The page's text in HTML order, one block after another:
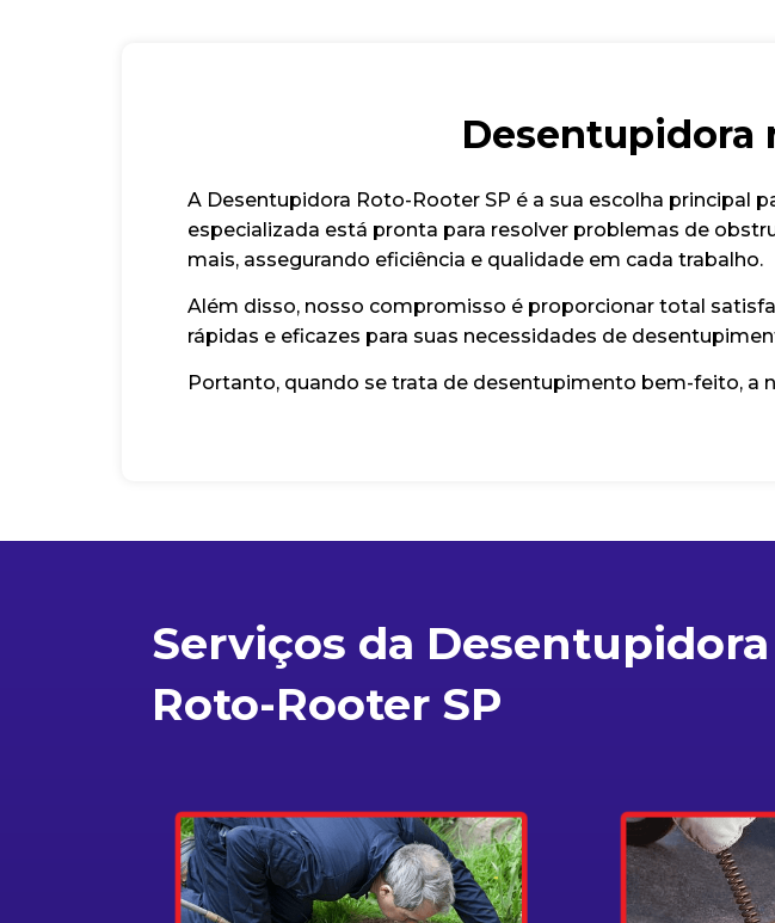
Desentupidora
A Desentupidora Roto-Rooter SP é a sua escolha principal
especializada está pronta para resolver problemas de
mais, assegurando eficiência e qualidade em cada trabalho.
Além disso, nosso compromisso é proporcionar total
rápidas e eficazes para suas necessidades de
Portanto, quando se trata de desentupimento bem-feito, a
Serviços da Desentupidora
Roto-Rooter SP